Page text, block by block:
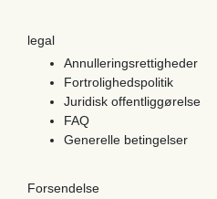
legal
Annulleringsrettigheder
Fortrolighedspolitik
Juridisk offentliggørelse
FAQ
Generelle betingelser
Forsendelse